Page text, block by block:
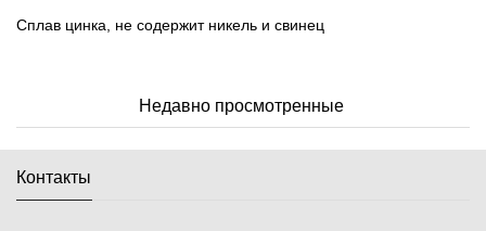
Сплав цинка, не содержит никель и свинец
Недавно просмотренные
Контакты